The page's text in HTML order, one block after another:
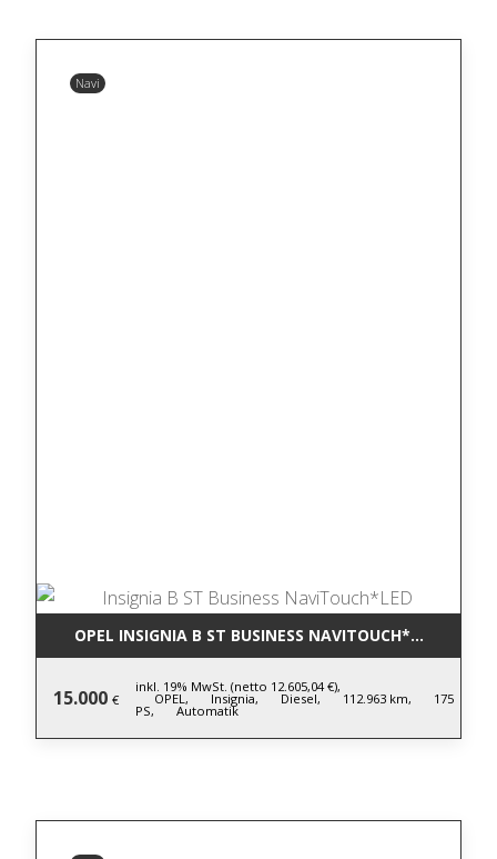
Navi
OPEL INSIGNIA B ST BUSINESS NAVITOUCH*LED
15.000 €
inkl. 19% MwSt. (netto 12.605,04 €),
OPEL, Insignia, Diesel, 112.963 km, 175
PS, Automatik